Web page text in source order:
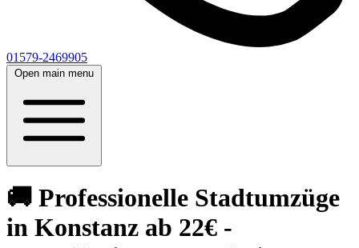
01579-2469905
Open main menu
🚚 Professionelle Stadtumzüge
in Konstanz ab 22€ -